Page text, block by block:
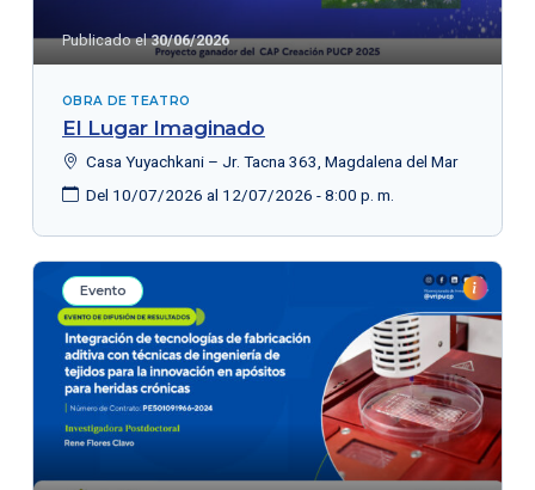
Publicado el30/06/2026
OBRA DE TEATRO
El Lugar Imaginado
Casa Yuyachkani – Jr. Tacna 363, Magdalena del Mar
Del 10/07/2026 al 12/07/2026 - 8:00 p. m.
Evento